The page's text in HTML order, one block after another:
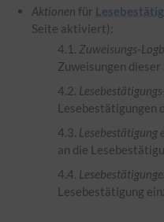
Aktionen für
Seite aktiviert):
Zuweisungs-
Zuweisungen dieser
Lesebestätigungen
Lesebestätigung
an die
Lesebestätigung